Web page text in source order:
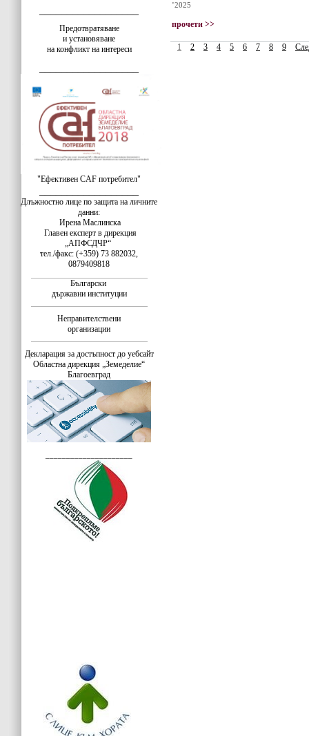
Предотвратяване
и установяване
на конфликт на интереси
"Ефективен CAF потребител"
Длъжностно лице по защита на личните
данни:
Ирена Маслинска
Главен експерт в дирекция
„АПФСДЧР“
тел./факс: (+359) 73 882032,
0879409818
Български
държавни институции
Неправителствени
организации
Декларация за достъпност до уебсайт
Областна дирекция „Земеделие“
Благоевград
’2025
прочети >>
1 2 3 4 5 6 7 8 9